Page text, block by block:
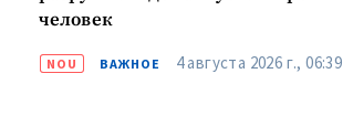
человек
NOU ВАЖНОЕ 4 августа 2026 г., 06:39